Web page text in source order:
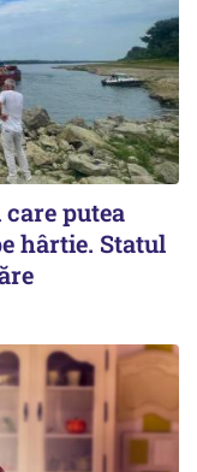
putea
hârtie. Statul